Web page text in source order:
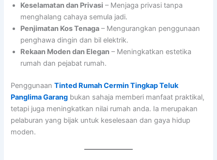
Keselamatan dan Privasi – Menjaga privasi tanpa
menghalang cahaya semula jadi.
Penjimatan Kos Tenaga – Mengurangkan penggunaan
penghawa dingin dan bil elektrik.
Rekaan Moden dan Elegan – Meningkatkan estetika
rumah dan pejabat rumah.
PenggunaanTinted Rumah Cermin Tingkap Teluk
Panglima Garang bukan sahaja memberi manfaat praktikal,
tetapi juga meningkatkan nilai rumah anda. Ia merupakan
pelaburan yang bijak untuk keselesaan dan gaya hidup
moden.